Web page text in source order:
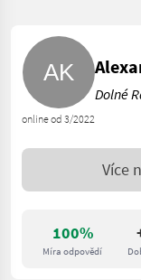
100%
Míra odpovědí
online od 3/2022
Dolné
Více